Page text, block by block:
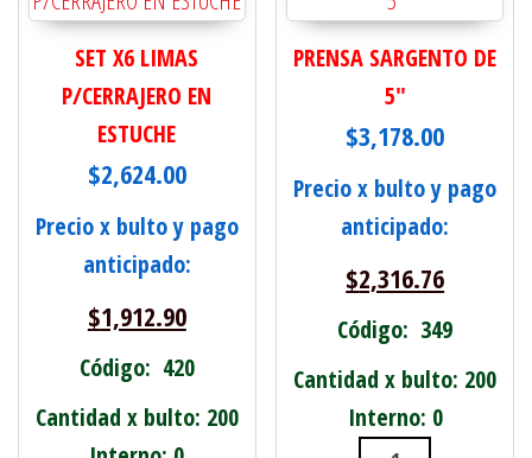
SET X6 LIMAS
P/CERRAJERO EN
ESTUCHE
$2,624.00
Precio x bulto y pago
anticipado:
$1,912.90
Código: 420
Cantidad x bulto: 200
PRENSA SARGENTO DE
5"
$3,178.00
Precio x bulto y pago
anticipado:
$2,316.76
Código: 349
Cantidad x bulto: 200
Interno: 0